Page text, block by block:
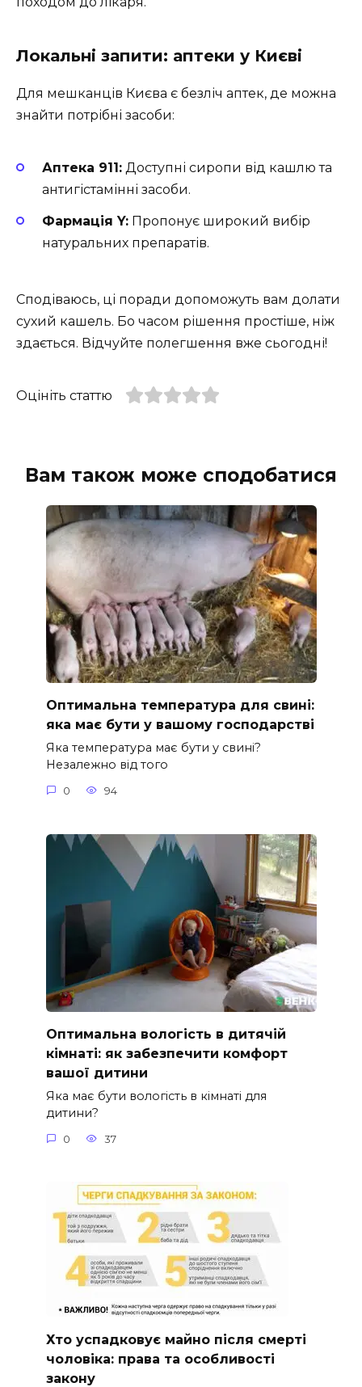
Локальні запити: аптеки у Києві
Для мешканців Києва є безліч аптек, де можна
знайти потрібні засоби:
Аптека 911: Доступні сиропи від кашлю та
антигістамінні засоби.
Фармація Y: Пропонує широкий вибір
натуральних препаратів.
Сподіваюсь, ці поради допоможуть вам долати
сухий кашель. Бо часом рішення простіше, ніж
здається. Відчуйте полегшення вже сьогодні!
Оцініть статтю
Вам також може сподобатися
Оптимальна температура для свині:
яка має бути у вашому господарстві
Яка температура має бути у свині?
Незалежно від того
0 94
Оптимальна вологість в дитячій
кімнаті: як забезпечити комфорт
вашої дитини
Яка має бути вологість в кімнаті для
дитини?
0 37
Хто успадковує майно після смерті
чоловіка: права та особливості
закону